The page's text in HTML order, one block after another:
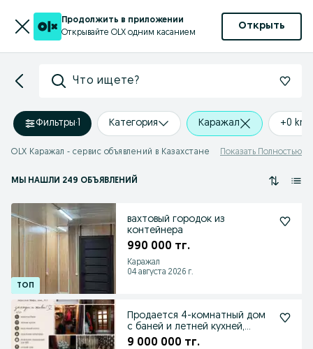
Продолжить в приложении
Открывайте OLX одним касанием
Открыть
Что ищете?
Фильтры·1 Категория Каражал +0 km
OLX Каражал - сервис объявлений в Казахстане Показать Полностью
МЫ НАШЛИ 249 ОБЪЯВЛЕНИЙ
вахтовый городок из
контейнера
990 000 тг.
Каражал
04 августа 2026 г.
Продается 4-комнатный дом
с баней и летней кухней,
уютным садом
9 000 000 тг.